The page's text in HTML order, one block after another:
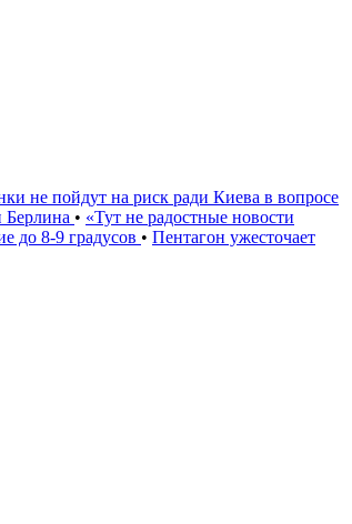
не пойдут на риск ради Киева в вопросе
Берлина • «Тут не радостные новости
до 8-9 градусов • Пентагон ужесточает